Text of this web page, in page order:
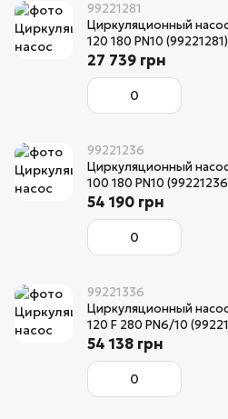
99221281
Циркуляционный
120 180 PN10 (99221281)
27 739 грн
99221236
Циркуляционный
100 180 PN10
54 190 грн
99221336
Циркуляционный
120 F 280 PN6/10
54 138 грн